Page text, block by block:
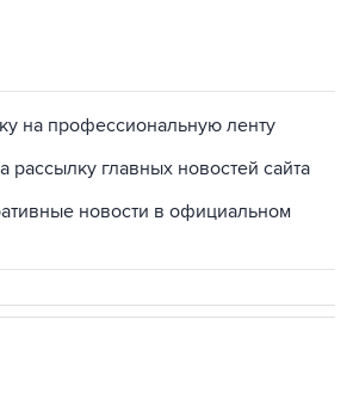
на профессиональную ленту
рассылку главных новостей сайта
новости в официальном